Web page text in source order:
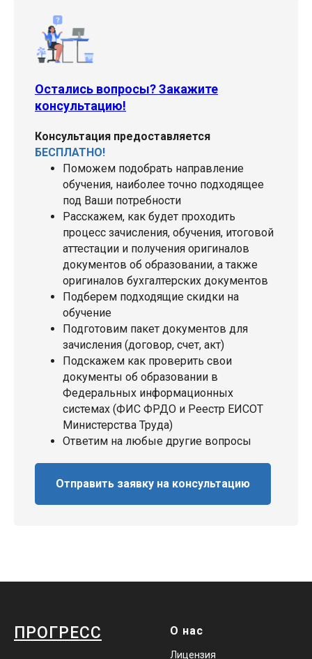
Остались вопросы? Закажите
консультацию!
Консультация предоставляется
БЕСПЛАТНО!
Поможем подобрать направление
обучения, наиболее точно подходящее
под Ваши потребности
Расскажем, как будет проходить
процесс зачисления, обучения, итоговой
аттестации и получения оригиналов
документов об образовании, а также
оригиналов бухгалтерских документов
Подберем подходящие скидки на
обучение
Подготовим пакет документов для
зачисления (договор, счет, акт)
Подскажем как проверить свои
документы об образовании в
Федеральных информационных
системах (ФИС ФРДО и Реестр ЕИСОТ
Министерства Труда)
Ответим на любые другие вопросы
Отправить заявку на консультацию
ПРОГРЕСС О нас
Лицензия